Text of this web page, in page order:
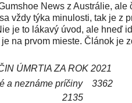
News z Austrálie, ale
vždy týka minulosti, tak je z
je to lákavý úvod, ale hneď
na prvom mieste. Článok je
ÚMRTIA ZA ROK 2021
a neznáme príčiny 3362
2135